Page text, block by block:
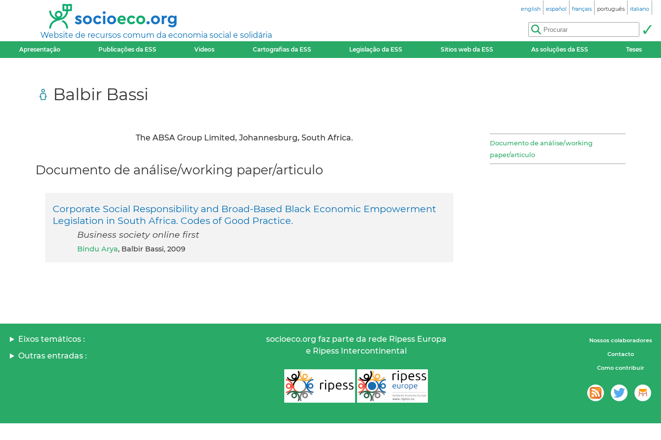
Website de recursos comum da economia social e solidária
english español français português italiano
Apresentação Publicações da ESS Videos Cartografias da ESS Legislação da ESS Sitios web da ESS As soluções da ESS Teses
Balbir Bassi
The ABSA Group Limited, Johannesburg, South Africa.
Documento de análise/working
paper/articulo
Documento de análise/working paper/articulo
Corporate Social Responsibility and Broad-Based Black Economic Empowerment
Legislation in South Africa. Codes of Good Practice.
Business society online first
Bindu Arya, Balbir Bassi, 2009
Eixos temáticos :
Outras entradas :
socioeco.org faz parte da rede Ripess Europa
e Ripess Intercontinental
Nossos colaboradores
Contacto
Como contribuir